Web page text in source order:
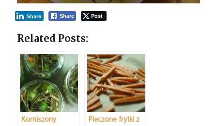
Share Post
Share
Related Posts:
Korniszony
Pieczone frytki z